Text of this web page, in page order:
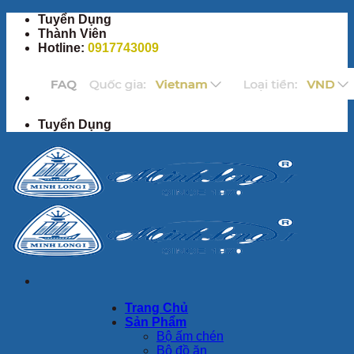
qua
Tuyển Dụng
Thành Viên
Hotline: 0917743009
Tuyển Dụng
Trang Chủ
Sản Phẩm
Bộ ấm chén
Bộ đồ ăn